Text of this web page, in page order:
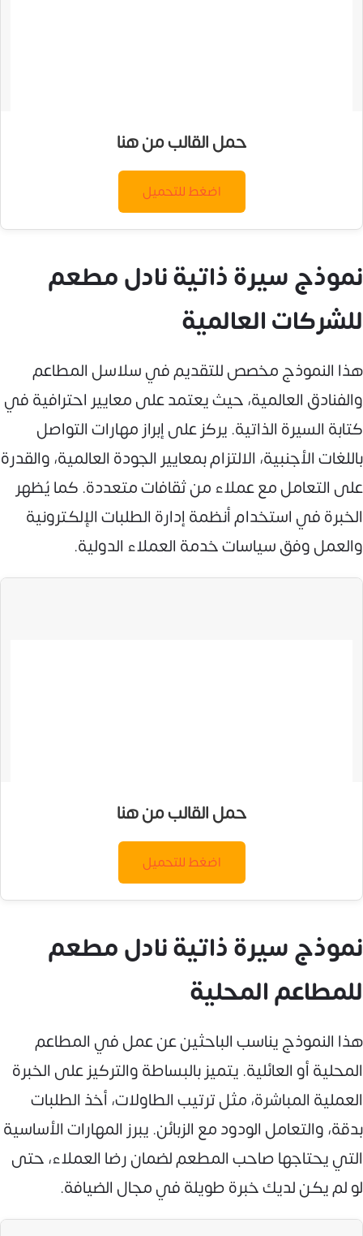
حمل القالب من هنا
اضغط للتحميل
نموذج سيرة ذاتية نادل مطعم
للشركات العالمية
هذا النموذج مخصص للتقديم في سلاسل المطاعم
والفنادق العالمية، حيث يعتمد على معايير احترافية في
كتابة السيرة الذاتية. يركز على إبراز مهارات التواصل
باللغات الأجنبية، الالتزام بمعايير الجودة العالمية، والقدرة
على التعامل مع عملاء من ثقافات متعددة. كما يُظهر
الخبرة في استخدام أنظمة إدارة الطلبات الإلكترونية
والعمل وفق سياسات خدمة العملاء الدولية.
حمل القالب من هنا
اضغط للتحميل
نموذج سيرة ذاتية نادل مطعم
للمطاعم المحلية
هذا النموذج يناسب الباحثين عن عمل في المطاعم
المحلية أو العائلية. يتميز بالبساطة والتركيز على الخبرة
العملية المباشرة، مثل ترتيب الطاولات، أخذ الطلبات
بدقة، والتعامل الودود مع الزبائن. يبرز المهارات الأساسية
التي يحتاجها صاحب المطعم لضمان رضا العملاء، حتى
لو لم يكن لديك خبرة طويلة في مجال الضيافة.